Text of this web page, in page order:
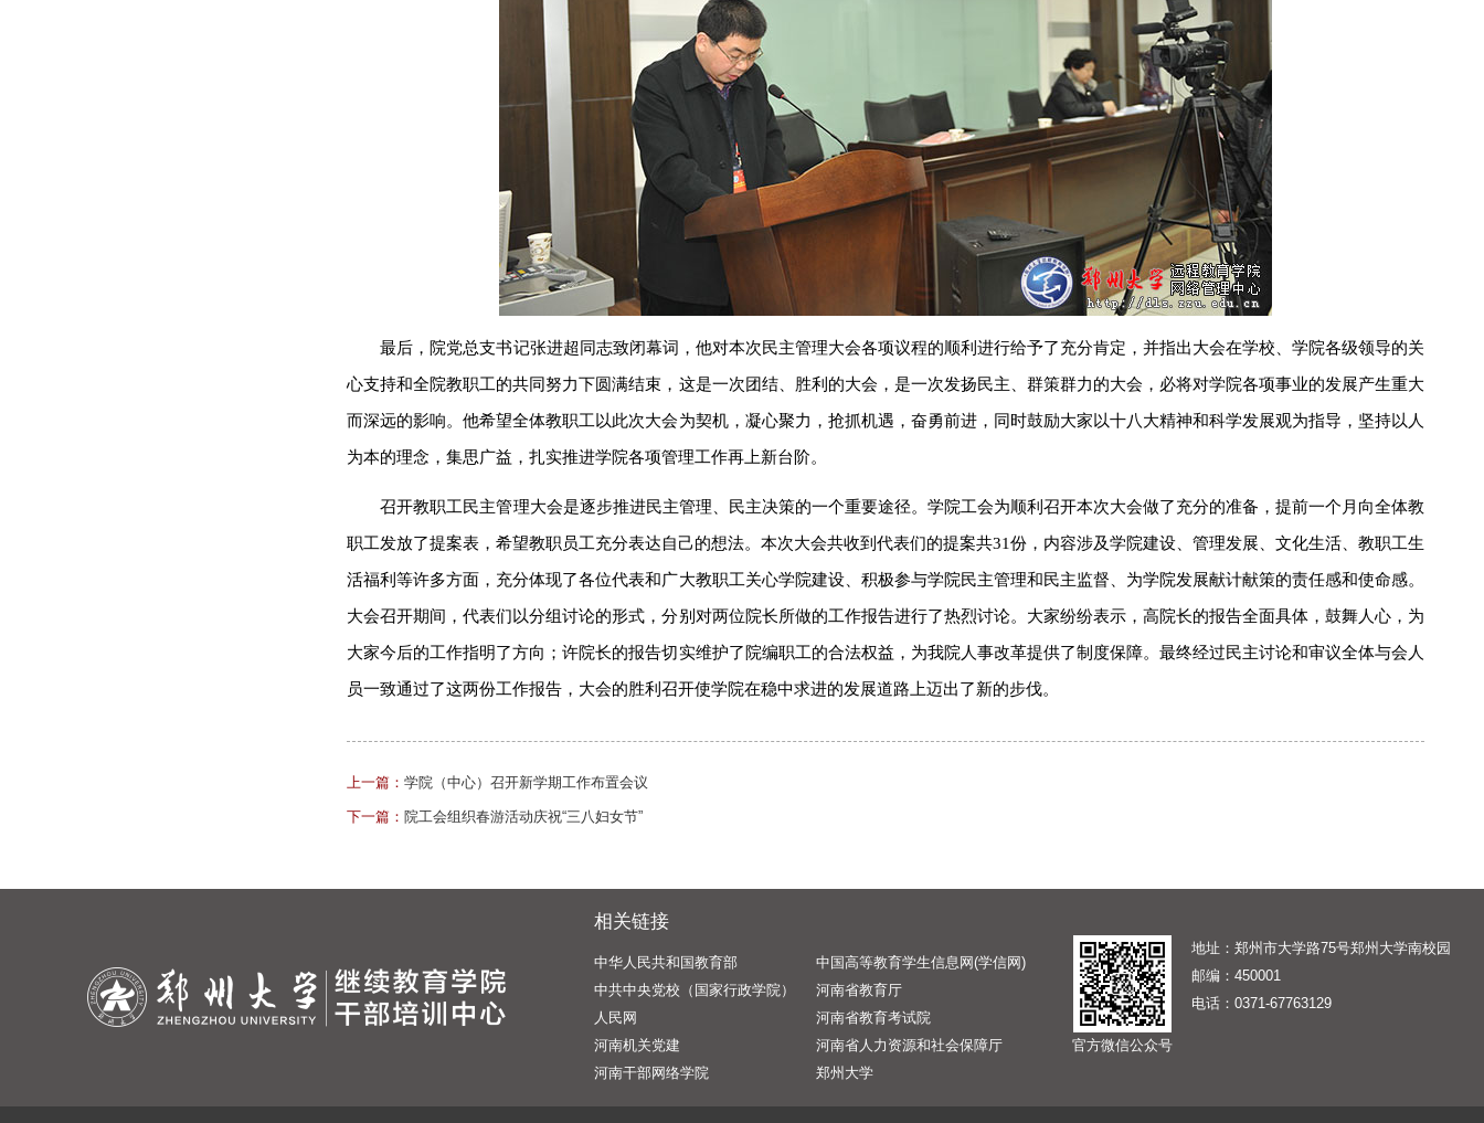
最后，院党总支书记张进超同志致闭幕词，他对本次民主管理大会各项议程的顺利进行给予了充分肯定，并指出大会在学校、学院各级领导的关
心支持和全院教职工的共同努力下圆满结束，这是一次团结、胜利的大会，是一次发扬民主、群策群力的大会，必将对学院各项事业的发展产生重大
而深远的影响。他希望全体教职工以此次大会为契机，凝心聚力，抢抓机遇，奋勇前进，同时鼓励大家以十八大精神和科学发展观为指导，坚持以人
为本的理念，集思广益，扎实推进学院各项管理工作再上新台阶。
召开教职工民主管理大会是逐步推进民主管理、民主决策的一个重要途径。学院工会为顺利召开本次大会做了充分的准备，提前一个月向全体教
职工发放了提案表，希望教职员工充分表达自己的想法。本次大会共收到代表们的提案共31份，内容涉及学院建设、管理发展、文化生活、教职工生
活福利等许多方面，充分体现了各位代表和广大教职工关心学院建设、积极参与学院民主管理和民主监督、为学院发展献计献策的责任感和使命感。
大会召开期间，代表们以分组讨论的形式，分别对两位院长所做的工作报告进行了热烈讨论。大家纷纷表示，高院长的报告全面具体，鼓舞人心，为
大家今后的工作指明了方向；许院长的报告切实维护了院编职工的合法权益，为我院人事改革提供了制度保障。最终经过民主讨论和审议全体与会人
员一致通过了这两份工作报告，大会的胜利召开使学院在稳中求进的发展道路上迈出了新的步伐。
上一篇：学院（中心）召开新学期工作布置会议
下一篇： 院工会组织春游活动庆祝“三八妇女节”
相关链接
中华人民共和国教育部
中国高等教育学生信息网(学信网)
中共中央党校（国家行政学院）
河南省教育厅
人民网
河南省教育考试院
河南机关党建
河南省人力资源和社会保障厅
河南干部网络学院
郑州大学
官方微信公众号
地址：郑州市大学路75号郑州大学南校园
邮编：450001
电话： 0371-67763129